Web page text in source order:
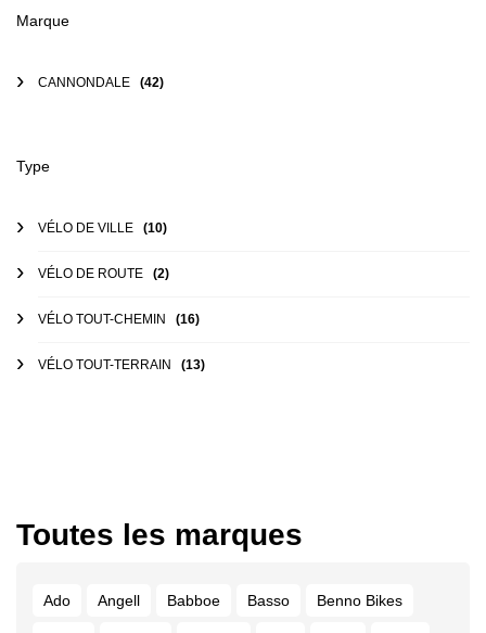
Marque
CANNONDALE (42)
Type
VÉLO DE VILLE (10)
VÉLO DE ROUTE (2)
VÉLO TOUT-CHEMIN (16)
VÉLO TOUT-TERRAIN (13)
Toutes les marques
Ado Angell Babboe Basso Benno Bikes